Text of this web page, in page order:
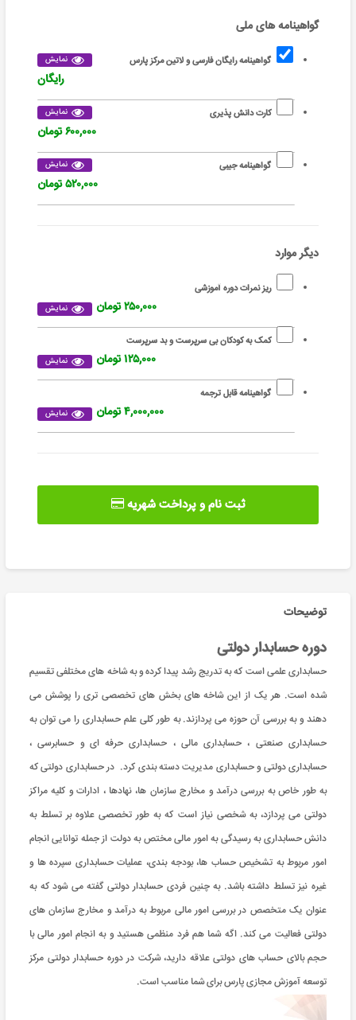
گواهینامه های ملی
گواهینامه رایگان فارسی و لاتین مرکز پارس نمایش
رایگان
کارت دانش پذیری نمایش
۶۰۰,۰۰۰ تومان
گواهینامه جیبی نمایش
۵۲۰,۰۰۰ تومان
دیگر موارد
ریز نمرات دوره آموزشی
نمایش ۲۵۰,۰۰۰ تومان
کمک به کودکان بی سرپرست و بد سرپرست
نمایش ۱۲۵,۰۰۰ تومان
گواهینامه قابل ترجمه
نمایش ۴,۰۰۰,۰۰۰ تومان
ثبت نام و پرداخت شهریه
توضیحات
دوره حسابدار دولتی
حسابداری علمی است که به تدریج رشد پیدا کرده و به شاخه های مختلفی تقسیم
شده است. هر یک از این شاخه های بخش های تخصصی تری را پوشش می
دهند و به بررسی آن حوزه می پردازند. به طور کلی علم حسابداری را می توان به
حسابداری صنعتی ، حسابداری مالی ، حسابداری حرفه ای و حسابرسی ،
حسابداری دولتی و حسابداری مدیریت دسته بندی کرد. در حسابداری دولتی که
به طور خاص به بررسی درآمد و مخارج سازمان ها، نهادها ، ادارات و کلیه مراکز
دولتی می پردازد، به شخصی نیاز است که به طور تخصصی علاوه بر تسلط به
دانش حسابداری به رسیدگی به امور مالی مختص به دولت از جمله توانایی انجام
امور مربوط به تشخیص حساب ها، بودجه بندی، عملیات حسابداری سپرده ها و
غیره نیز تسلط داشته باشد. به چنین فردی حسابدار دولتی گفته می شود که به
عنوان یک متخصص در بررسی امور مالی مربوط به درآمد و مخارج سازمان های
دولتی فعالیت می کند. اگه شما هم فرد منظمی هستید و به انجام امور مالی با
حجم بالای حساب های دولتی علاقه دارید، شرکت در دوره حسابدار دولتی مرکز
توسعه آموزش مجازی پارس برای شما مناسب است.